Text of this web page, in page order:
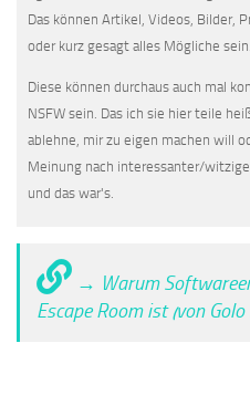
Das können Artikel, Videos, Bilder,
oder kurz gesagt alles Mögliche
Diese können durchaus auch mal
NSFW sein. Das ich sie hier teile
ablehne, mir zu eigen machen will
Meinung nach interessanter/
und das war's.
→ Warum
Escape Room ist (von Golo